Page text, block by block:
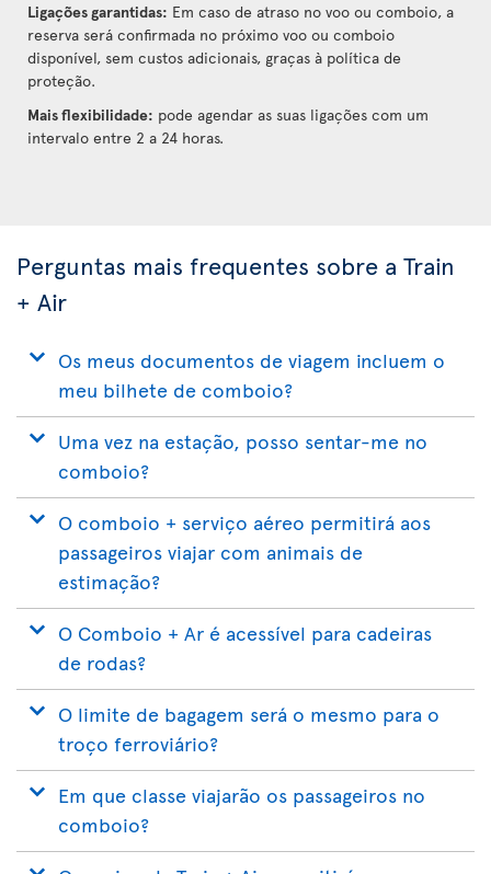
Ligações garantidas: Em caso de atraso no voo ou comboio, a
reserva será confirmada no próximo voo ou comboio
disponível, sem custos adicionais, graças à política de
proteção.
Mais flexibilidade: pode agendar as suas ligações com um
intervalo entre 2 a 24 horas.
Perguntas mais frequentes sobre a Train
+ Air
Os meus documentos de viagem incluem o
meu bilhete de comboio?
Uma vez na estação, posso sentar-me no
comboio?
O comboio + serviço aéreo permitirá aos
passageiros viajar com animais de
estimação?
O Comboio + Ar é acessível para cadeiras
de rodas?
O limite de bagagem será o mesmo para o
troço ferroviário?
Em que classe viajarão os passageiros no
comboio?